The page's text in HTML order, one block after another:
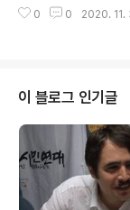
이 점점 경향적으로 나빠
s://blog.naver.com/
사실 자본주의가 지난
받아 온 것입니다. 어떻
괴'를 예측하는 것은 지
던 것이죠. 그럴 만도 했
전체 근로 인구의 4분의
0 0 2020. 11.
이 블로그 인기글